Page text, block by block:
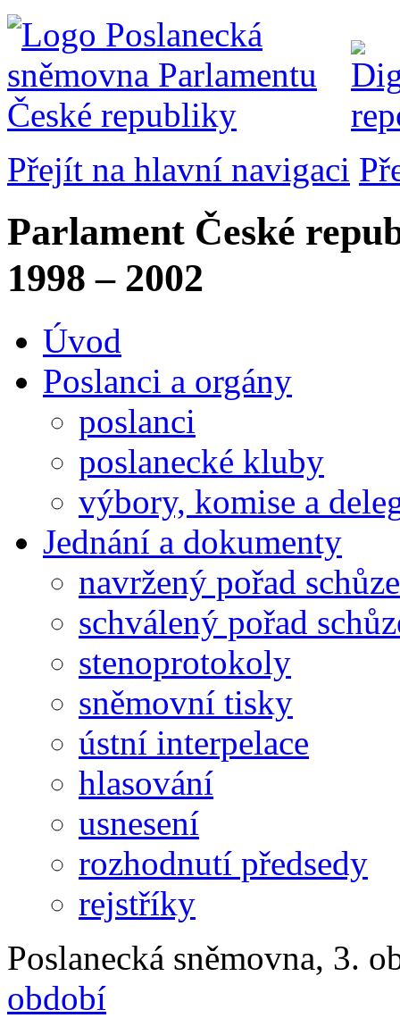
Přejít na hlavní navigaci
Parlament České
1998 – 2002
Úvod
Poslanci a orgány
poslanci
poslanecké kluby
výbory, komise a
Jednání a dokumenty
navržený pořad schůze
schválený pořad
stenoprotokoly
sněmovní tisky
ústní interpelace
hlasování
usnesení
rozhodnutí předsedy
rejstříky
Poslanecká sněmovna, 3.
období